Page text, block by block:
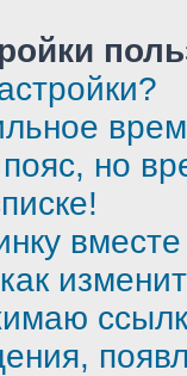
но